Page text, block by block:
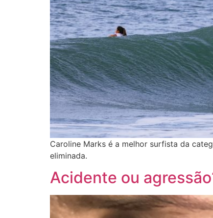
Caroline Marks é a melhor surfista da
eliminada.
Acidente ou